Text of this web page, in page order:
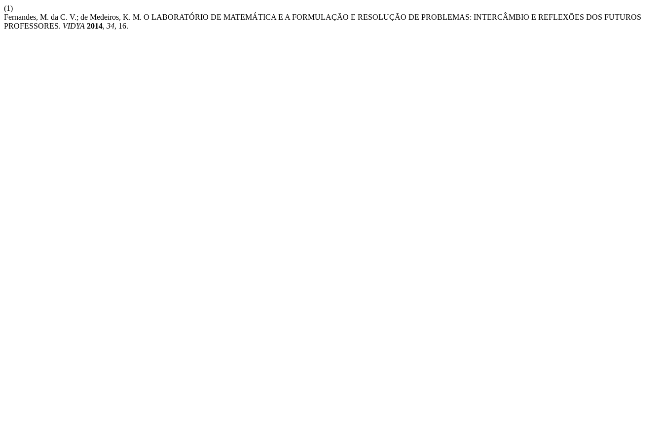
(1)
Fernandes, M. da C. V.; de Medeiros, K. M. O LABORATÓRIO DE MATEMÁTICA E A FORMULAÇÃO E RESOLUÇÃO DE PROBLEMAS: INTERCÂMBIO E REFLEXÕES DOS FUTUROS
PROFESSORES. VIDYA 2014, 34, 16.